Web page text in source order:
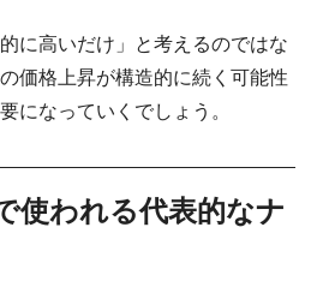
に高いだけ」と考えるのではな
価格上昇が構造的に続く可能性
になっていくでしょう。
使われる代表的なナ